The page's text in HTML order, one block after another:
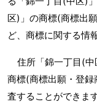
区)」の商標(商標出
ど、商標に関する情
住所「錦一丁目(
商標(商標出願・登
査することができます